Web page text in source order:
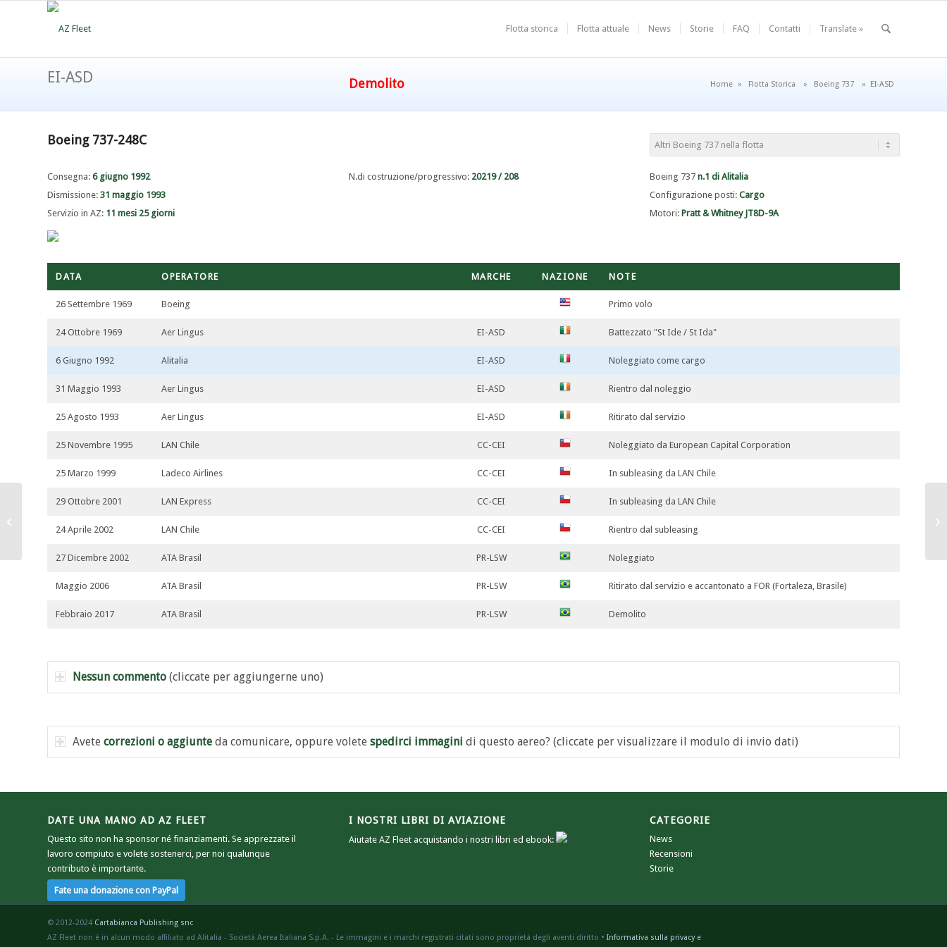
Flotta storica Flotta attuale News Storie FAQ Contatti Translate »
EI-ASD Demolito Home » Flotta Storica » Boeing 737 » EI-ASD
Boeing 737-248C
Consegna: 6 giugno 1992
Dismissione: 31 maggio 1993
Servizio in AZ: 11 mesi 25 giorni
N.di costruzione/progressivo: 20219 / 208 Boeing 737n.1 di Alitalia
Configurazione posti:Cargo
Motori: Pratt & Whitney JT8D-9A
DATA OPERATORE MARCHE NAZIONE NOTE
26 Settembre 1969 Boeing Primo volo
24 Ottobre 1969 Aer Lingus EI-ASD Battezzato "St Ide / St Ida"
6 Giugno 1992 Alitalia EI-ASD Noleggiato come cargo
31 Maggio 1993 Aer Lingus EI-ASD Rientro dal noleggio
25 Agosto 1993 Aer Lingus EI-ASD Ritirato dal servizio
25 Novembre 1995 LAN Chile CC-CEI Noleggiato da European Capital Corporation
25 Marzo 1999 Ladeco Airlines CC-CEI In subleasing da LAN Chile
29 Ottobre 2001 LAN Express CC-CEI In subleasing da LAN Chile
24 Aprile 2002 LAN Chile CC-CEI Rientro dal subleasing
27 Dicembre 2002 ATA Brasil PR-LSW Noleggiato
Maggio 2006 ATA Brasil PR-LSW Ritirato dal servizio e accantonato a FOR (Fortaleza, Brasile)
Febbraio 2017 ATA Brasil PR-LSW Demolito
Nessun commento (cliccate per aggiungerne uno)
Avete correzioni o aggiunte da comunicare, oppure volete spedirci immagini di questo aereo? (cliccate per visualizzare il modulo di invio dati)
DATE UNA MANO AD AZ FLEET
Questo sito non ha sponsor né finanziamenti. Se apprezzate il
lavoro compiuto e volete sostenerci, per noi qualunque
contributo è importante.
I NOSTRI LIBRI DI AVIAZIONE
Aiutate AZ Fleet acquistando i nostri libri ed ebook:
CATEGORIE
News
Recensioni
Storie
© 2012-2024 Cartabianca Publishing snc
AZ Fleet non è in alcun modo affiliato ad Alitalia - Società Aerea Italiana S.p.A. - Le immagini e i marchi registrati citati sono proprietà degli aventi diritto • Informativa sulla privacy e